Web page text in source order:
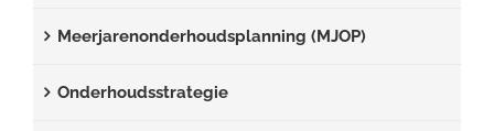
Meerjarenonderhoudsplanning (MJOP)
Onderhoudsstrategie